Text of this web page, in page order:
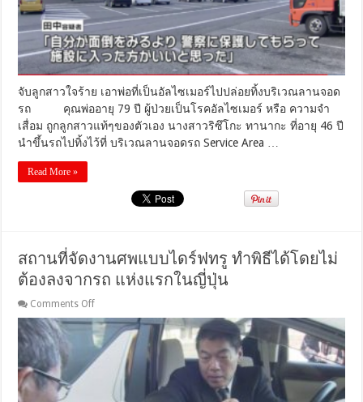
อัล
ไซ
เม
อร์
ที่
ลาน
จอด
จับลูกสาวใจร้าย เอาพ่อที่เป็นอัลไซเมอร์ไปปล่อยทิ้งบริเวณลานจอด
รถ คุณพ่ออายุ 79 ปี ผู้ป่วยเป็นโรคอัลไซเมอร์ หรือ ความจำ
เสื่อม ถูกลูกสาวแท้ๆของตัวเอง นางสาวริซึโกะ ทานากะ ที่อายุ 46 ปี
นำขึ้นรถไปทิ้งไว้ที่ บริเวณลานจอดรถ Service Area …
Read More »
สถานที่จัดงานศพแบบไดร์ฟทรู ทำพิธีได้โดยไม่
ต้องลงจากรถ แห่งแรกในญี่ปุ่น
Comments Offon
สถาน
ที่
จัด
งาน